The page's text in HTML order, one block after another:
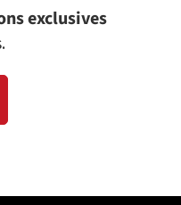
exclusives